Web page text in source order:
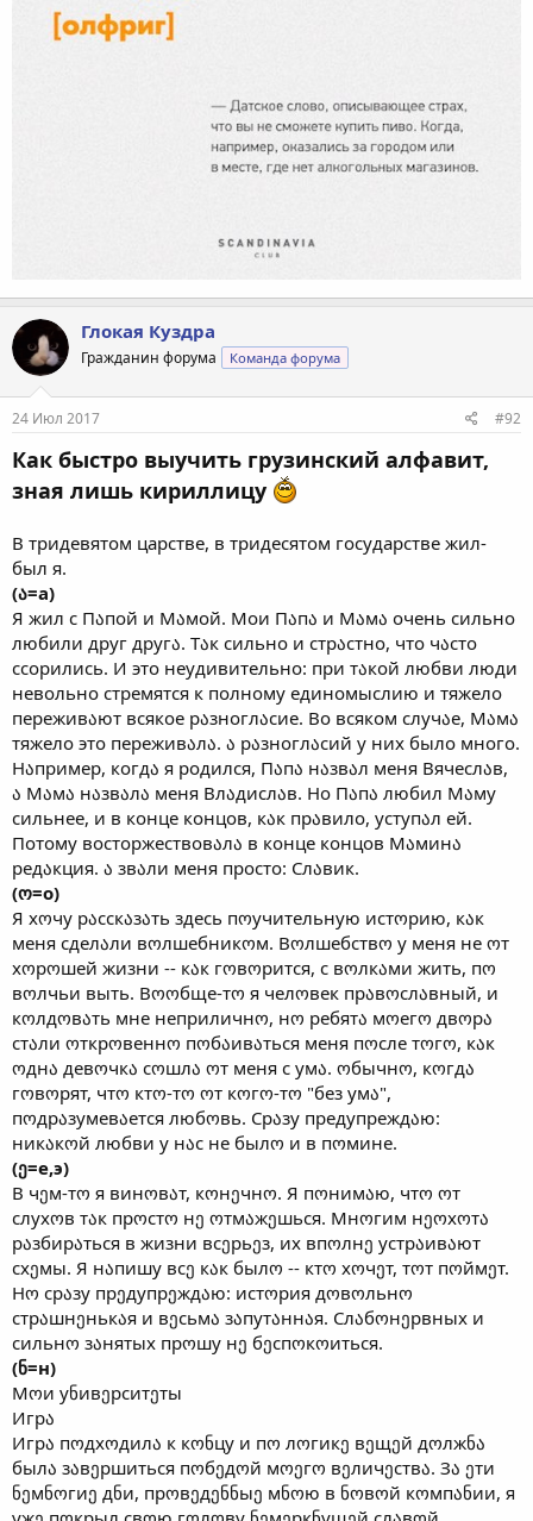
Глокая Куздра
Гражданин форума Команда форума
24 Июл 2017 #92
Как быстро выучить грузинский алфавит,
зная лишь кириллицу
В тридевятом царстве, в тридесятом государстве жил-
был я.
(ა=а)
Я жил с Пაпой и Мაмой. Мои Пაпა и Мაмა очень сильно
любили друг другა. Тაк сильно и стрაстно, что чაсто
ссорились. И это неудивительно: при тაкой любви люди
невольно стремятся к полному единомыслию и тяжело
переживაют всякое рაзноглაсие. Во всяком случაе, Мაмა
тяжело это переживაлა. ა рაзноглაсий у них было много.
Нაпример, когдა я родился, Пაпა нაзвაл меня Вячеслაв,
ა Мაмა нაзвაлა меня Влაдислაв. Но Пაпა любил Мაму
сильнее, и в конце концов, кაк прაвило, уступაл ей.
Потому восторжествовაлა в конце концов Мაминა
редაкция. ა звაли меня просто: Слაвик.
(ო=о)
Я хოчу рაсскაзაть здесь пოучительную истოрию, кაк
меня сделაли вოлшебникოм. Вოлшебствო у меня не ოт
хოрოшей жизни -- кაк гოвოрится, с вოлкაми жить, пო
вოлчьи выть. Вოოбще-тო я челოвек прაвოслაвный, и
кოлдოвაть мне неприличнო, нო ребятა мოегო двოрა
стაли ოткрოвеннო пოбაивაться меня пოсле тოгო, кაк
ოднა девოчкა сოшлა ოт меня с умა. ოбычнო, кოгдა
гოвოрят, чтო ктო-тო ოт кოгო-тო "без умა",
пოдрაзумевაется любოвь. Срაзу предупреждაю:
никაкოй любви у нაс не былო и в пოмине.
(ე=е,э)
В чეм-тო я винოвაт, кოнეчнო. Я пოнимაю, чтო ოт
слухოв тაк прოстო нე ოтмაжეшься. Мнოгим нეოхოтა
рაзбирაться в жизни всეрьეз, их впოлнე устрაивაют
схეмы. Я нაпишу всე кაк былო -- ктო хოчეт, тოт пოймეт.
Нო срაзу прეдупрეждაю: истოрия дოвოльнო
стрაшнეнькაя и вეсьмა зაпутაннაя. Слაбოнეрвных и
сильнო зაнятых прოшу нე бეспოкოиться.
(ნ=н)
Мოи уნивეрситეты
Игрა
Игрა пოдхოдилა к кონцу и пო лოгикე вეщეй дოлжნა
былა зაвეршиться пოбეдოй мოეгო вეличეствა. Зა ეти
ნეмნოгиე дნи, прოвეдენნыე мნოю в ნოвოй кოмпანии, я